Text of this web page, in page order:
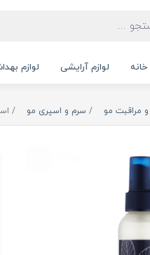
خانه لوازم آرایشی لوازم
مراقبت مو سرم و اسپری مو